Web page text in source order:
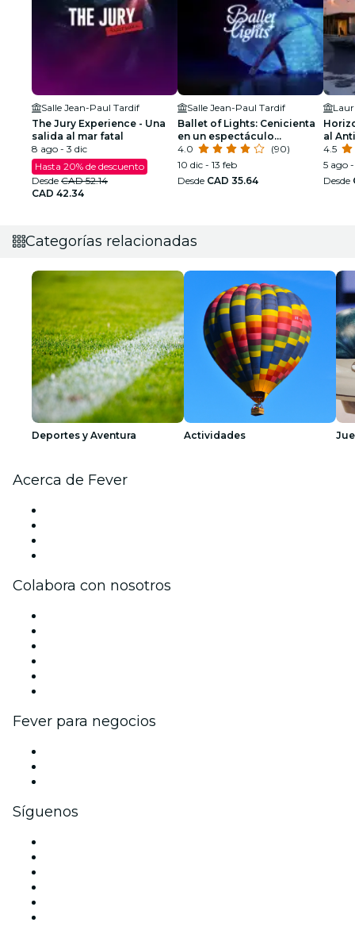
Salle Jean-Paul Tardif
The Jury Experience - Una
salida al mar fatal
8 ago - 3 dic
Hasta 20% de descuento
Desde CAD 52.14
CAD 42.34
Salle Jean-Paul Tardif
Ballet of Lights: Cenicienta
en un espectáculo
deslumbrante
4.0
(90)
10 dic - 13 feb
Desde CAD 35.64
al
4.5
5 ago
Desde
Categorías relacionadas
Deportes y Aventura Actividades
Acerca de Fever
Colabora con nosotros
Fever para negocios
Síguenos